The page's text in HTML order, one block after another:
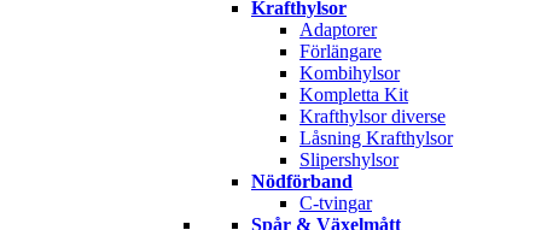
Krafthylsor
Adaptorer
Förlängare
Kombihylsor
Kompletta Kit
Krafthylsor diverse
Låsning Krafthylsor
Slipershylsor
Nödförband
C-tvingar
Spår & Växelmått